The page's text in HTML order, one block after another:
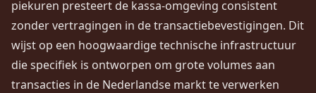
piekuren presteert de kassa-omgeving consistent
zonder vertragingen in de transactiebevestigingen. Dit
wijst op een hoogwaardige technische infrastructuur
die specifiek is ontworpen om grote volumes aan
transacties in de Nederlandse markt te verwerken